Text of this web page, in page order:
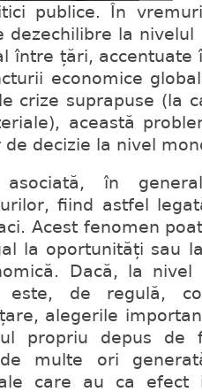
publice. În
dezechilibre la nivelul
între țări, accentuate
economice
crize suprapuse (la
această
decizie la nivel
asociată, în
fiind astfel
Acest fenomen
la oportunități sau
Dacă, la
este, de regulă,
alegerile
propriu depus de
multe ori
care au ca efect